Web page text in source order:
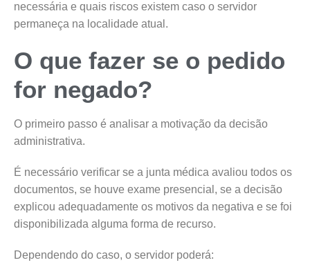
necessária e quais riscos existem caso o servidor
permaneça na localidade atual.
O que fazer se o pedido
for negado?
O primeiro passo é analisar a motivação da decisão
administrativa.
É necessário verificar se a junta médica avaliou todos os
documentos, se houve exame presencial, se a decisão
explicou adequadamente os motivos da negativa e se foi
disponibilizada alguma forma de recurso.
Dependendo do caso, o servidor poderá: